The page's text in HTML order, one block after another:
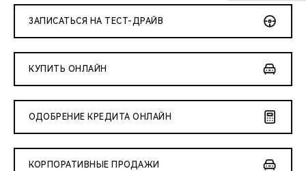
ЗАПИСАТЬСЯ НА ТЕСТ-ДРАЙВ
КУПИТЬ ОНЛАЙН
ОДОБРЕНИЕ КРЕДИТА ОНЛАЙН
КОРПОРАТИВНЫЕ ПРОДАЖИ